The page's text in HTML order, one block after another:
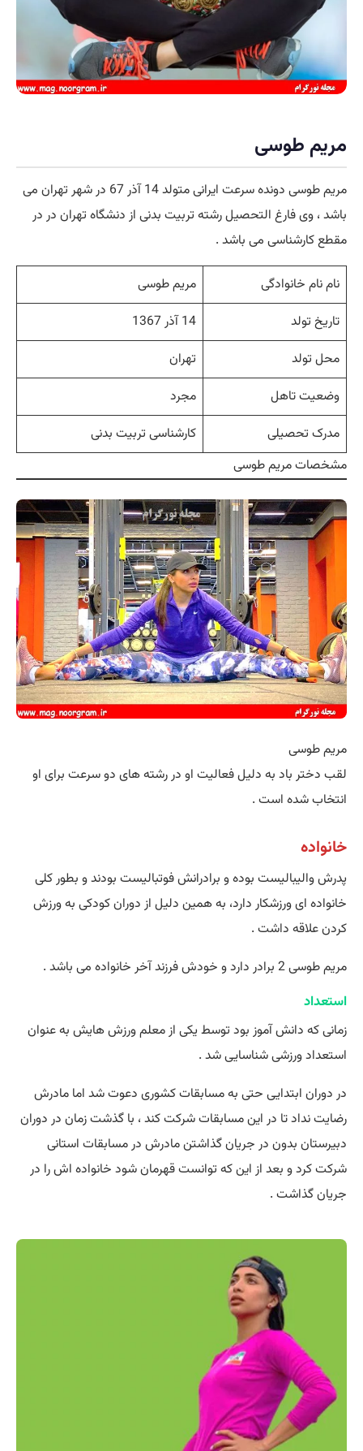
مریم طوسی
مریم طوسی دونده سرعت ایرانی متولد 14 آذر 67 در شهر تهران می
باشد ، وی فارغ التحصیل رشته تربیت بدنی از دنشگاه تهران در در
مقطع کارشناسی می باشد .
نام نام خانوادگی
مریم طوسی
تاریخ تولد
14 آذر 1367
محل تولد
تهران
وضعیت تاهل
مجرد
مدرک تحصیلی
کارشناسی تربیت بدنی
مشخصات مریم طوسی
مریم طوسی
لقب دختر باد به دلیل فعالیت او در رشته های دو سرعت برای او
انتخاب شده است .
خانواده
پدرش والیبالیست بوده و برادرانش فوتبالیست بودند و بطور کلی
خانواده ای ورزشکار دارد، به همین دلیل از دوران کودکی به ورزش
کردن علاقه داشت .
مریم طوسی 2 برادر دارد و خودش فرزند آخر خانواده می باشد .
استعداد
زمانی که دانش آموز بود توسط یکی از معلم ورزش هایش به عنوان
استعداد ورزشی شناسایی شد .
در دوران ابتدایی حتی به مسابقات کشوری دعوت شد اما مادرش
رضایت نداد تا در این مسابقات شرکت کند ، با گذشت زمان در دوران
دبیرستان بدون در جریان گذاشتن مادرش در مسابقات استانی
شرکت کرد و بعد از این که توانست قهرمان شود خانواده اش را در
جریان گذاشت .